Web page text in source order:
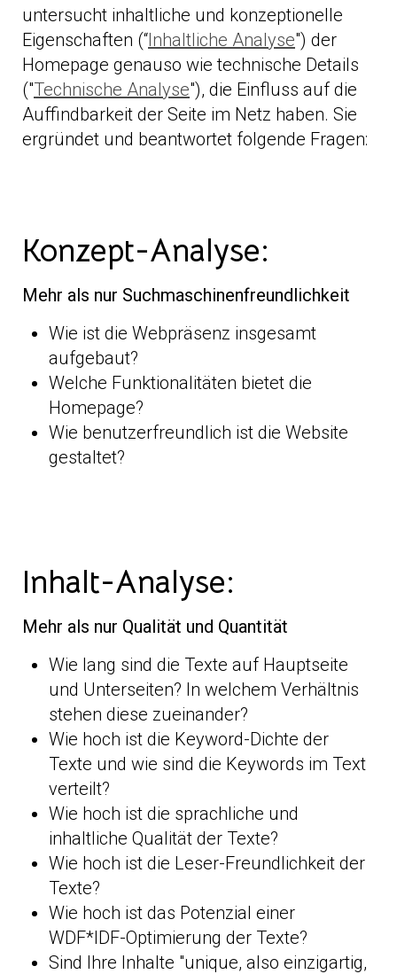
untersucht inhaltliche und konzeptionelle
Eigenschaften (“Inhaltliche Analyse") der
Homepage genauso wie technische Details
("Technische Analyse"), die Einfluss auf die
Auffindbarkeit der Seite im Netz haben. Sie
ergründet und beantwortet folgende Fragen:
Konzept-Analyse:
Mehr als nur Suchmaschinenfreundlichkeit
Wie ist die Webpräsenz insgesamt
aufgebaut?
Welche Funktionalitäten bietet die
Homepage?
Wie benutzerfreundlich ist die Website
gestaltet?
Inhalt-Analyse:
Mehr als nur Qualität und Quantität
Wie lang sind die Texte auf Hauptseite
und Unterseiten? In welchem Verhältnis
stehen diese zueinander?
Wie hoch ist die Keyword-Dichte der
Texte und wie sind die Keywords im Text
verteilt?
Wie hoch ist die sprachliche und
inhaltliche Qualität der Texte?
Wie hoch ist die Leser-Freundlichkeit der
Texte?
Wie hoch ist das Potenzial einer
WDF*IDF-Optimierung der Texte?
Sind Ihre Inhalte "unique, also einzigartig,